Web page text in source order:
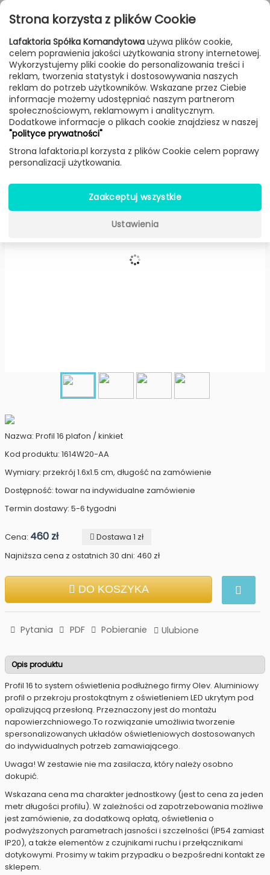
Przejdź do treści
FILTROWANIE & SORTOWANIE
Lampy Producenci Olev Produkt
Profil 16 plafon / kinkiet -Olev
Nazwa: Profil 16 plafon / kinkiet
Kod produktu: 1614W20-AA
Wymiary: przekrój 1.6x1.5 cm, długość na zamówienie
Dostępność: towar na indywidualne zamówienie
Termin dostawy: 5-6 tygodni
Cena: 460 zł
Dostawa 1 zł
Najniższa cena z ostatnich 30 dni: 460 zł
DO KOSZYKA
Pytania PDF Pobieranie Ulubione
Opis produktu
Profil 16 to system oświetlenia podłużnego firmy Olev. Aluminiowy
profil o przekroju prostokątnym z oświetleniem LED ukrytym pod
opalizującą przesłoną. Przeznaczony jest do montażu
napowierzchniowego.To rozwiązanie umożliwia tworzenie
spersonalizowanych układów oświetleniowych dostosowanych
do indywidualnych potrzeb zamawiającego.
Uwaga! W zestawie nie ma zasilacza, który należy osobno
dokupić.
Wskazana cena ma charakter jednostkowy (jest to cena za jeden
metr długości profilu). W zależności od zapotrzebowania możliwe
jest zamówienie, za dodatkową opłatą, oświetlenia o
podwyższonych parametrach jasności i szczelności (IP54 zamiast
IP20), a także elementów z czujnikami ruchu i przełącznikami
dotykowymi. Prosimy w takim przypadku o bezpośredni kontakt ze
sklepem.
Strona korzysta z plików Cookie
Lafaktoria Spółka Komandytowa używa plików cookie,
celem poprawienia jakości użytkowania strony internetowej.
Wykorzystujemy pliki cookie do personalizowania treści i
reklam, tworzenia statystyk i dostosowywania naszych
reklam do potrzeb użytkowników. Wskazane przez Ciebie
informacje możemy udostępniać naszym partnerom
społecznościowym, reklamowym i analitycznym.
Dodatkowe informacje o plikach cookie znajdziesz w naszej
"polityce prywatności"
Strona lafaktoria.pl korzysta z plików Cookie celem poprawy
personalizacji użytkowania.
Zaakceptuj wszystkie
Ustawienia